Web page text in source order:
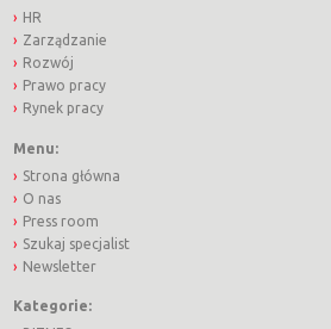
HR
Zarządzanie
Rozwój
Prawo pracy
Rynek pracy
Menu:
Strona główna
O nas
Press room
Szukaj specjalist
Newsletter
Kategorie: